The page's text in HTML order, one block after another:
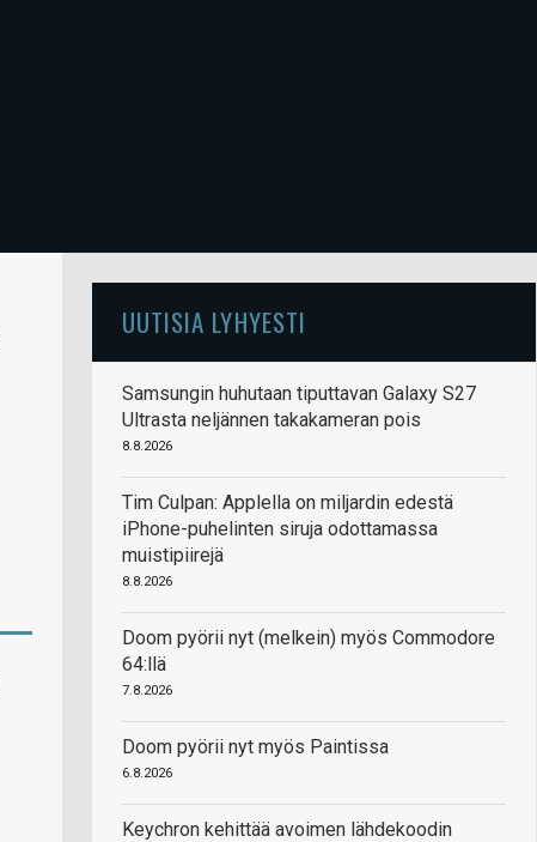
UUTISIA LYHYESTI
Samsungin huhutaan tiputtavan Galaxy S27
Ultrasta neljännen takakameran pois
8.8.2026
Tim Culpan: Applella on miljardin edestä
iPhone-puhelinten siruja odottamassa
muistipiirejä
8.8.2026
Doom pyörii nyt (melkein) myös Commodore
64:llä
7.8.2026
Doom pyörii nyt myös Paintissa
6.8.2026
Keychron kehittää avoimen lähdekoodin